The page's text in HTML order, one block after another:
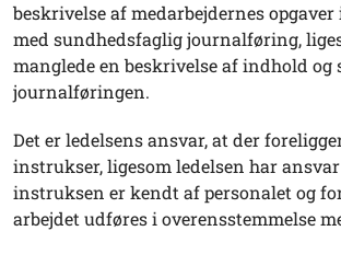
beskrivelse af medarbejdernes
med sundhedsfaglig journalføring,
manglede en beskrivelse af indhold og
journalføringen.
Det er ledelsens ansvar, at der
instrukser, ligesom ledelsen har
instruksen er kendt af personalet og
arbejdet udføres i overensstemmelse